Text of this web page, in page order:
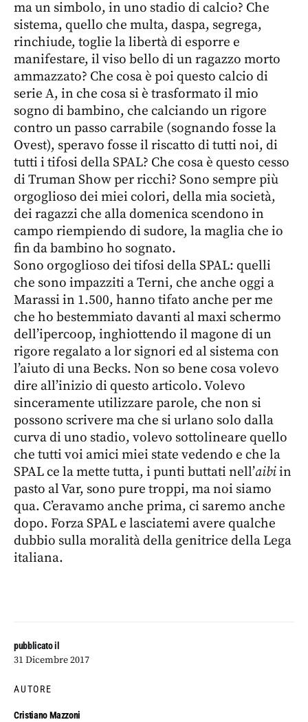
pubblicato il
31 Dicembre 2017
AUTORE
Cristiano Mazzoni
ma un simbolo, in uno stadio di calcio? Che
sistema, quello che multa, daspa, segrega,
rinchiude, toglie la libertà di esporre e
manifestare, il viso bello di un ragazzo morto
ammazzato? Che cosa è poi questo calcio di
serie A, in che cosa si è trasformato il mio
sogno di bambino, che calciando un rigore
contro un passo carrabile (sognando fosse la
Ovest), speravo fosse il riscatto di tutti noi, di
tutti i tifosi della SPAL? Che cosa è questo cesso
di Truman Show per ricchi? Sono sempre più
orgoglioso dei miei colori, della mia società,
dei ragazzi che alla domenica scendono in
campo riempiendo di sudore, la maglia che io
fin da bambino ho sognato.
Sono orgoglioso dei tifosi della SPAL: quelli
che sono impazziti a Terni, che anche oggi a
Marassi in 1.500, hanno tifato anche per me
che ho bestemmiato davanti al maxi schermo
dell’ipercoop, inghiottendo il magone di un
rigore regalato a lor signori ed al sistema con
l’aiuto di una Becks. Non so bene cosa volevo
dire all’inizio di questo articolo. Volevo
sinceramente utilizzare parole, che non si
possono scrivere ma che si urlano solo dalla
curva di uno stadio, volevo sottolineare quello
che tutti voi amici miei state vedendo e che la
SPAL ce la mette tutta, i punti buttati nell’aibiin
pasto al Var, sono pure troppi, ma noi siamo
qua. C’eravamo anche prima, ci saremo anche
dopo. Forza SPAL e lasciatemi avere qualche
dubbio sulla moralità della genitrice della Lega
italiana.